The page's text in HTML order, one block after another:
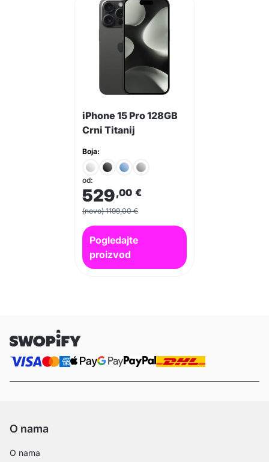
iPhone 15 Pro 128GB
Crni Titanij
Boja:
od:
529,00 €
(novo) 1199,00 €
Pogledajte
proizvod
O nama
O nama